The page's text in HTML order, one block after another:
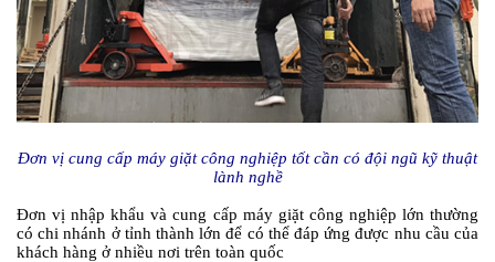
Đơn vị cung cấp máy giặt công nghiệp tốt cần có đội ngũ kỹ thuật
lành nghề
Đơn vị nhập khẩu và cung cấp máy giặt công nghiệp lớn thường
có chi nhánh ở tỉnh thành lớn để có thể đáp ứng được nhu cầu của
khách hàng ở nhiều nơi trên toàn quốc